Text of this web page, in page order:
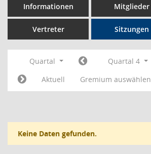
Informationen Mitglieder
Vertreter Sitzungen
Quartal Quartal 4
Aktuell
Gremium auswählen
Keine Daten gefunden.